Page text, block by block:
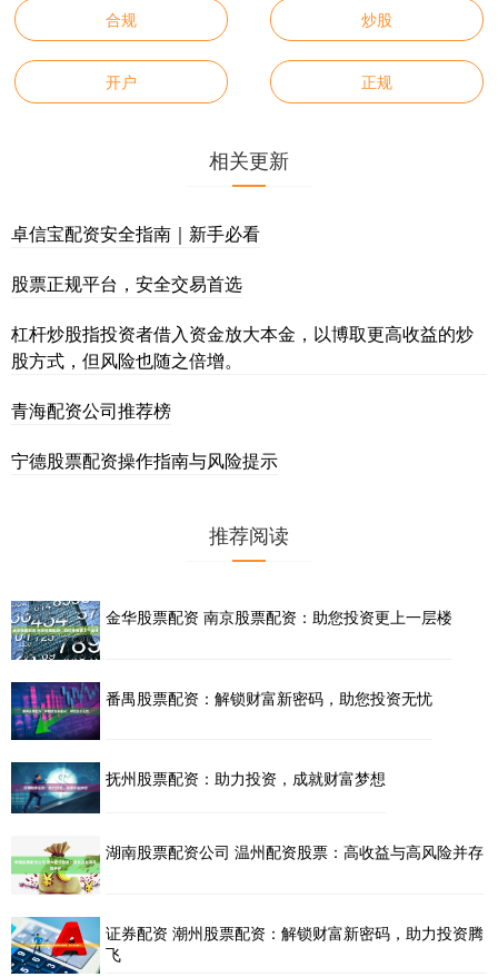
合规 炒股
开户 正规
相关更新
卓信宝配资安全指南｜新手必看
股票正规平台，安全交易首选
杠杆炒股指投资者借入资金放大本金，以博取更高收益的炒
股方式，但风险也随之倍增。
青海配资公司推荐榜
宁德股票配资操作指南与风险提示
推荐阅读
金华股票配资 南京股票配资：助您投资更上一层楼
番禺股票配资：解锁财富新密码，助您投资无忧
抚州股票配资：助力投资，成就财富梦想
湖南股票配资公司 温州配资股票：高收益与高风险并存
证券配资 潮州股票配资：解锁财富新密码，助力投资腾
飞